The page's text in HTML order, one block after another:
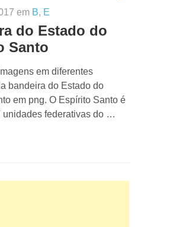
em B, E
do Estado do
Santo
em diferentes
bandeira do Estado do
em png. O Espírito Santo é
unidades federativas do …